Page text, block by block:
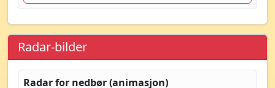
Radar-bilder
Radar for nedbør (animasjon)